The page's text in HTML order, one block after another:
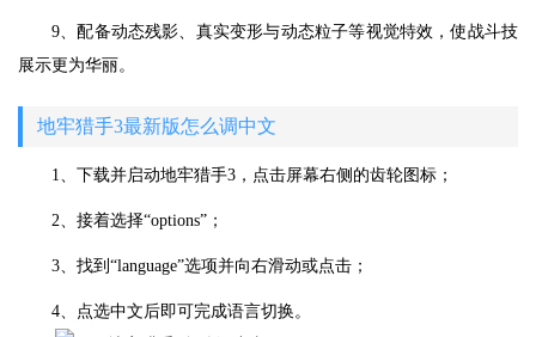
9、配备动态残影、真实变形与动态粒子等视觉特效，使战斗技
展示更为华丽。
地牢猎手3最新版怎么调中文
1、下载并启动地牢猎手3，点击屏幕右侧的齿轮图标；
2、接着选择“options”；
3、找到“language”选项并向右滑动或点击；
4、点选中文后即可完成语言切换。